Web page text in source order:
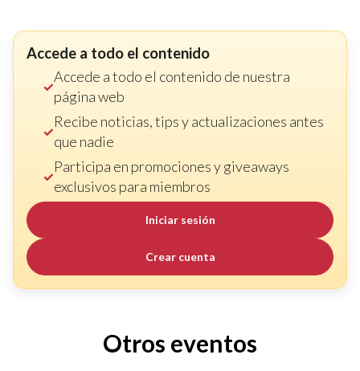
Accede a todo el contenido
Accede a todo el contenido de nuestra
página web
Recibe noticias, tips y actualizaciones antes
que nadie
Participa en promociones y giveaways
exclusivos para miembros
Iniciar sesión
Crear cuenta
Otros eventos